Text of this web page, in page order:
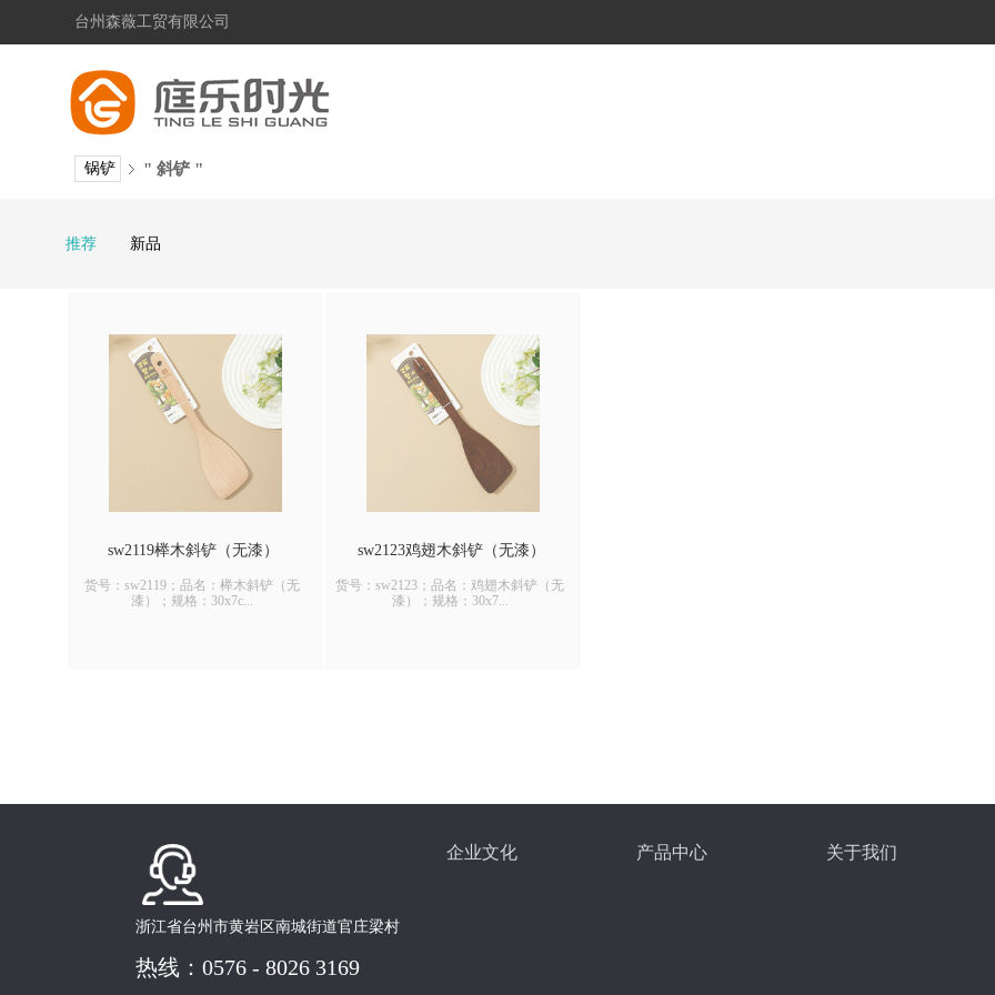
台州森薇工贸有限公司
锅铲 " 斜铲 "
推荐 新品
sw2119榉木斜铲（无漆）
货号：sw2119；品名：榉木斜铲（无
漆）；规格：30x7c...
sw2123鸡翅木斜铲（无漆）
货号：sw2123；品名：鸡翅木斜铲（无
漆）；规格：30x7...
浙江省台州市黄岩区南城街道官庄梁村
热线：0576 - 8026 3169
企业文化 产品中心 关于我们